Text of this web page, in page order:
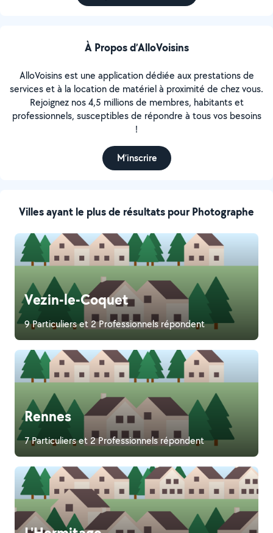
Villes ayant le plus de résultats pour Photographe
Vezin-le-Coquet
9 Particuliers et 2 Professionnels répondent
Rennes
7 Particuliers et 2 Professionnels répondent
À Propos d’AlloVoisins
AlloVoisins est une application dédiée aux prestations de
services et à la location de matériel à proximité de chez vous.
Rejoignez nos 4,5 millions de membres, habitants et
professionnels, susceptibles de répondre à tous vos besoins
!
M’inscrire